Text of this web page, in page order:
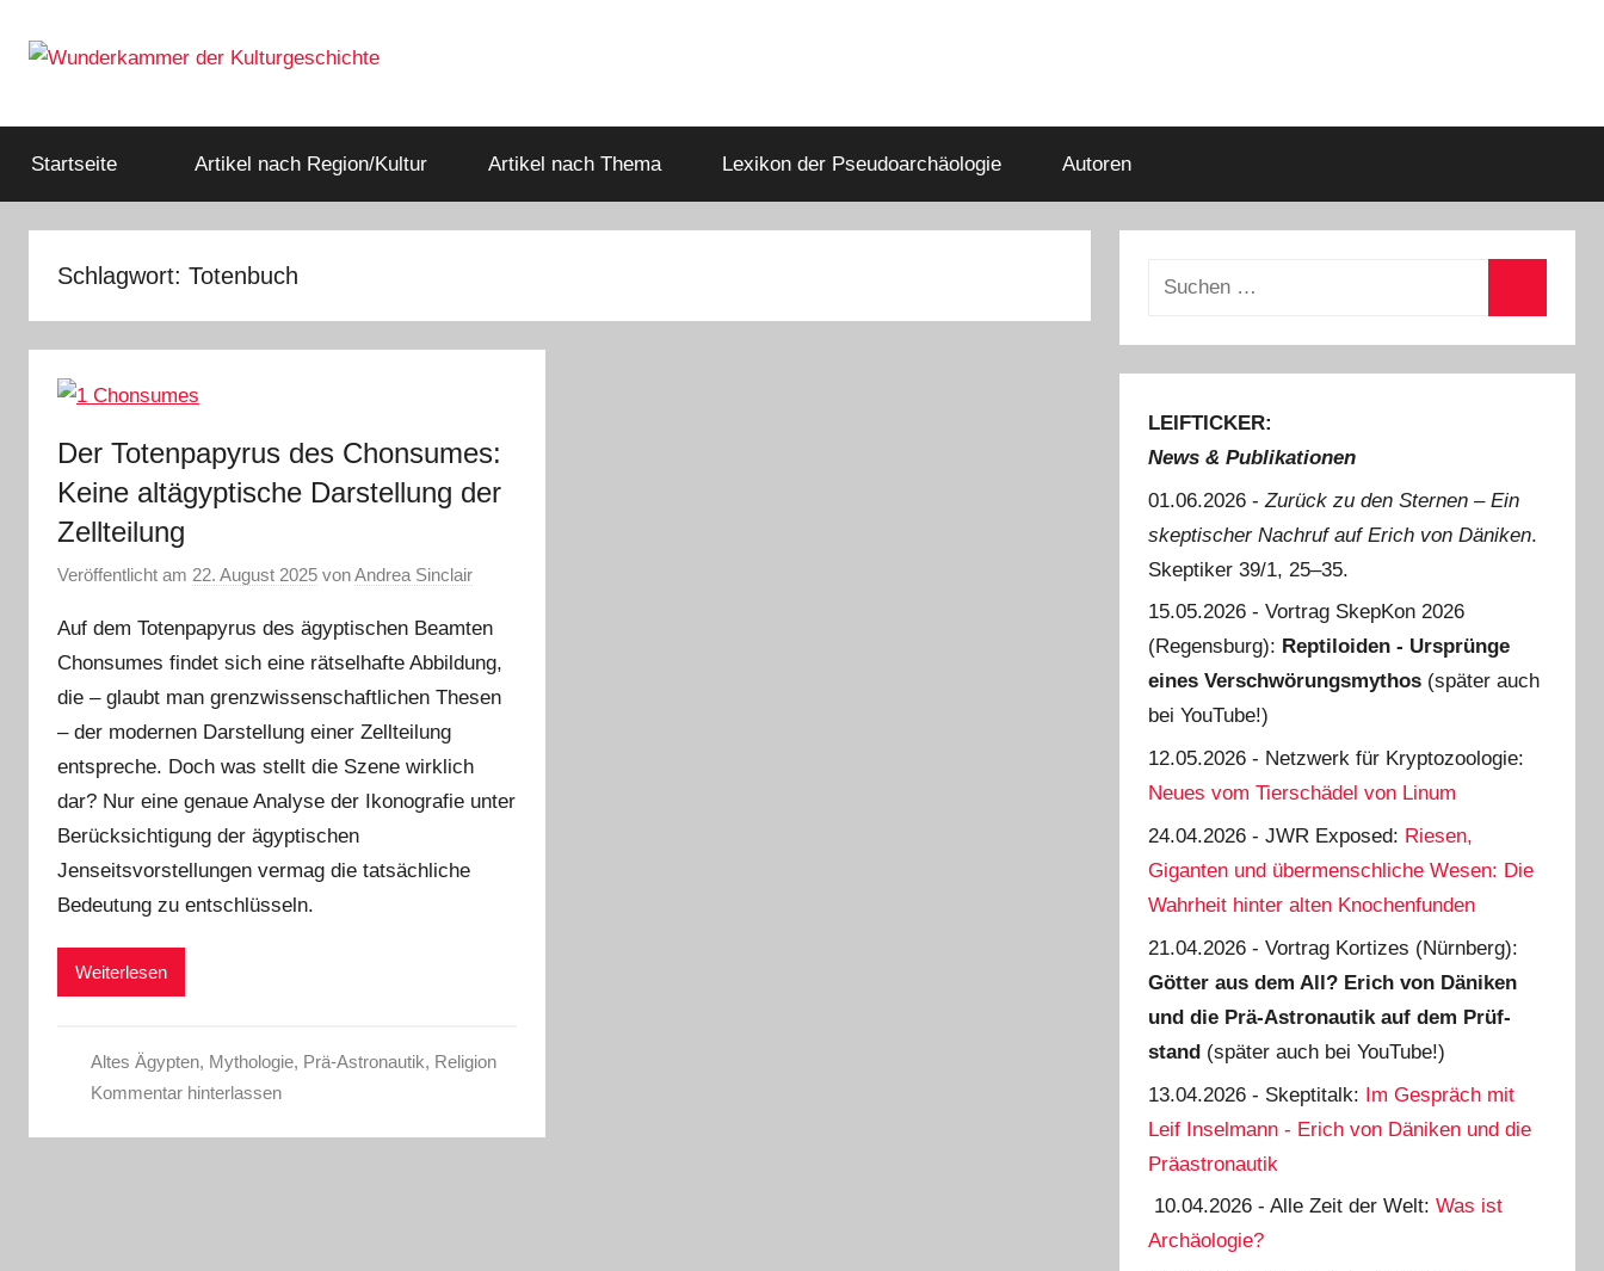
Inhalt
Wunderkammer
der
Kulturgeschichte
der
Geschichte
Startseite Artikel nach Region/Kultur Artikel nach Thema Lexikon der Pseudoarchäologie Autoren
Schlagwort: Totenbuch
Der Totenpapyrus des Chonsumes:
Keine altägyptische Darstellung der
Zellteilung
Veröffentlicht am 22. August 2025 vonAndrea Sinclair
Auf dem Totenpapyrus des ägyptischen Beamten
Chonsumes findet sich eine rätselhafte Abbildung,
die – glaubt man grenzwissenschaftlichen Thesen
– der modernen Darstellung einer Zellteilung
entspreche. Doch was stellt die Szene wirklich
dar? Nur eine genaue Analyse der Ikonografie unter
Berücksichtigung der ägyptischen
Jenseitsvorstellungen vermag die tatsächliche
Bedeutung zu entschlüsseln.
Weiterlesen
Altes Ägypten, Mythologie, Prä-Astronautik, Religion
Kommentar hinterlassen
Suchen
LEIFTICKER:
News & Publikationen
01.06.2026 -Zurück zu den Sternen ‒ Ein
skeptischer Nachruf auf Erich von Däniken.
Skeptiker 39/1, 25‒35.
15.05.2026 - Vortrag SkepKon 2026
(Regensburg): Reptiloiden - Ursprünge
eines Verschwörungsmythos (später auch
bei YouTube!)
12.05.2026 - Netzwerk für Kryptozoologie:
Neues vom Tierschädel von Linum
24.04.2026 - JWR Exposed: Riesen,
Giganten und übermenschliche Wesen: Die
Wahrheit hinter alten Knochenfunden
21.04.2026 - Vortrag Kortizes (Nürnberg):
Götter aus dem All? Erich von Däniken
und die Prä-Astro­nautik auf dem Prüf­
stand (später auch bei YouTube!)
13.04.2026 - Skeptitalk: Im Gespräch mit
Leif Inselmann - Erich von Däniken und die
Präastronautik
10.04.2026 - Alle Zeit der Welt:Was ist
Archäologie?